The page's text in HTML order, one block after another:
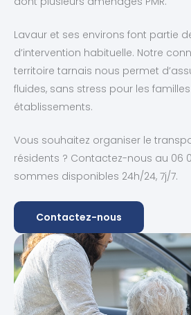
Lavaur et ses environs font partie
d’intervention habituelle. Notre
territoire tarnais nous permet
fluides, sans stress pour les
établissements.
Vous souhaitez organiser le
résidents ? Contactez-nous au 06
sommes disponibles 24h/24, 7j/7.
Contactez-nous